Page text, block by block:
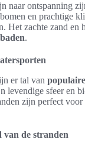
naar ontspanning
en prachtige
Het zachte zand en
.
er tal van
levendige sfeer en
zijn perfect
van de stranden